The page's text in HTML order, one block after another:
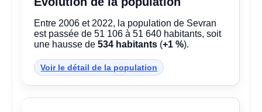
Entre 2006 et 2022, la population de Sevran
est passée de 51 106 à 51 640 habitants, soit
une hausse de534 habitants (+1 %).
Voir le détail de la population